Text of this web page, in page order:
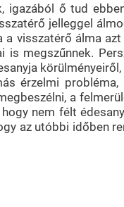
igazából ő tud
jelleggel
visszatérő álma
megszűnnek.
érzelmi probléma,
a
nem félt
az utóbbi időben